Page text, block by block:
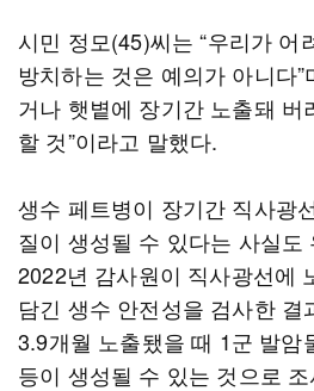
시민 정모(45)씨는 “우리가 어
방치하는 것은 예의가 아니다”
거나 햇볕에 장기간 노출돼 버
할 것”이라고 말했다.
생수 페트병이 장기간 직사광
질이 생성될 수 있다는 사실도
2022년 감사원이 직사광선에
담긴 생수 안전성을 검사한 결
3.9개월 노출됐을 때 1군 발암
등이 생성될 수 있는 것으로